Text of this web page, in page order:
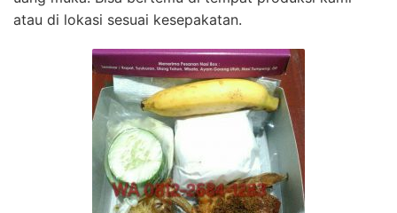
atau di lokasi sesuai kesepakatan.